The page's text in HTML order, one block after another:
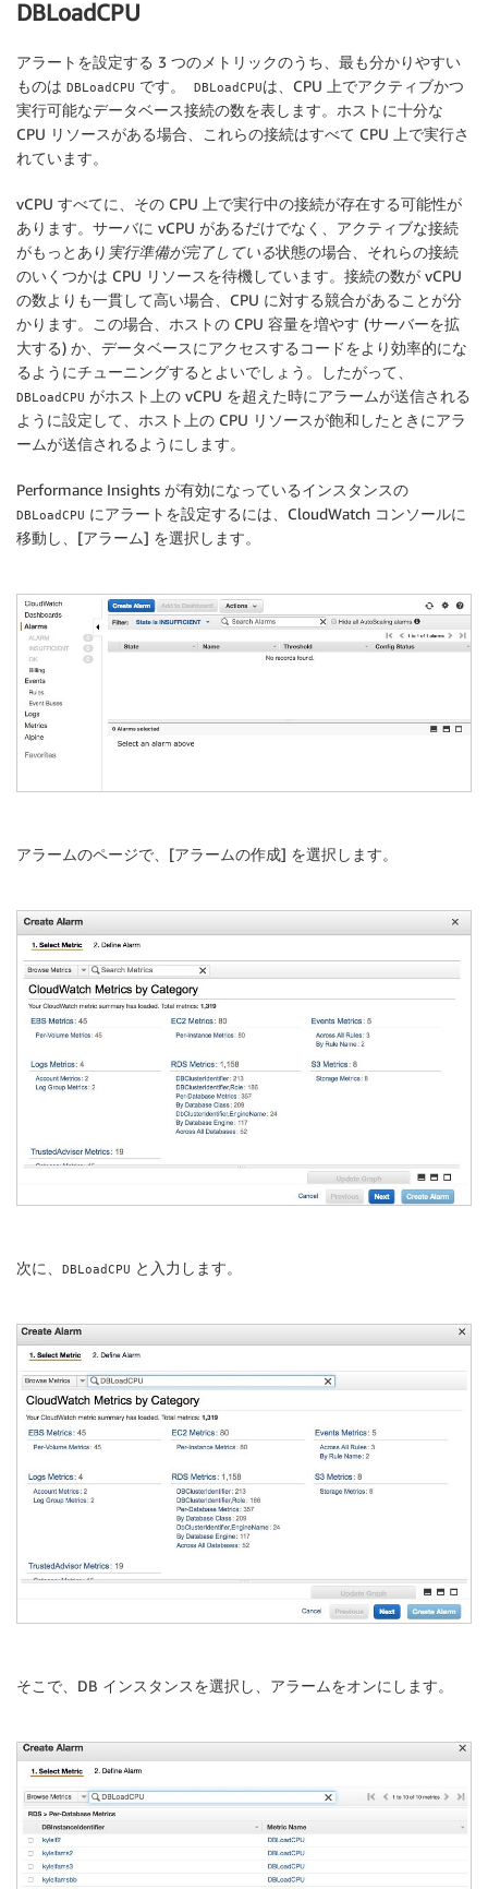
DBLoadCPU
アラートを設定する 3 つのメトリックのうち、最も分かりやすい
ものは DBLoadCPU です。 DBLoadCPUは、CPU 上でアクティブかつ
実行可能なデータベース接続の数を表します。ホストに十分な
CPU リソースがある場合、これらの接続はすべて CPU 上で実行さ
れています。
vCPU すべてに、その CPU 上で実行中の接続が存在する可能性が
あります。サーバに vCPU があるだけでなく、アクティブな接続
がもっとあり 実行準備が完了している状態の場合、それらの接続
のいくつかは CPU リソースを待機しています。接続の数が vCPU
の数よりも一貫して高い場合、CPU に対する競合があることが分
かります。この場合、ホストの CPU 容量を増やす (サーバーを拡
大する) か、データベースにアクセスするコードをより効率的にな
るようにチューニングするとよいでしょう。したがって、
DBLoadCPU がホスト上の vCPU を超えた時にアラームが送信される
ように設定して、ホスト上の CPU リソースが飽和したときにアラ
ームが送信されるようにします。
Performance Insights が有効になっているインスタンスの
DBLoadCPU にアラートを設定するには、CloudWatch コンソールに
移動し、[アラーム] を選択します。
アラームのページで、[アラームの作成] を選択します。
次に、 DBLoadCPU と入力します。
そこで、DB インスタンスを選択し、アラームをオンにします。